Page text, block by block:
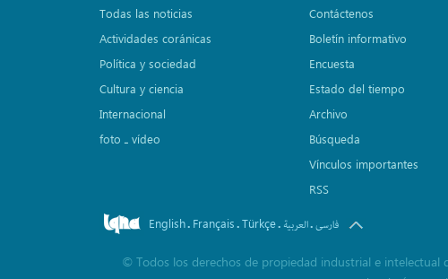
Todas las noticias
Actividades coránicas
Política y sociedad
Cultura y ciencia
Internacional
foto ـ vídeo
Contáctenos
Boletín informativo
Encuesta
Estado del tiempo
Archivo
Búsqueda
Vínculos importantes
RSS
English. Français.Türkçe. العربیة.فارسی
© Todos los derechos de propiedad industrial e